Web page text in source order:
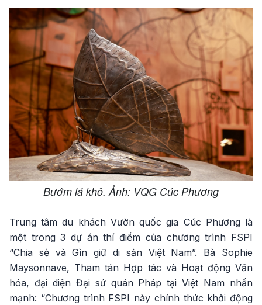
Bướm lá khô. Ảnh: VQG Cúc Phương
Trung tâm du khách Vườn quốc gia Cúc Phương là
một trong 3 dự án thí điểm của chương trình FSPI
“Chia sẻ và Gìn giữ di sản Việt Nam”. Bà Sophie
Maysonnave, Tham tán Hợp tác và Hoạt động Văn
hóa, đại diện Đại sứ quán Pháp tại Việt Nam nhấn
mạnh: “Chương trình FSPI này chính thức khởi động